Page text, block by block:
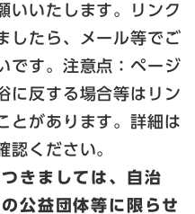
いいたします。リンク
したら、メール等でご
です。注意点：ページ
に反する場合等はリン
とがあります。詳細は
認ください。
きましては、自治
公益団体等に限らせ